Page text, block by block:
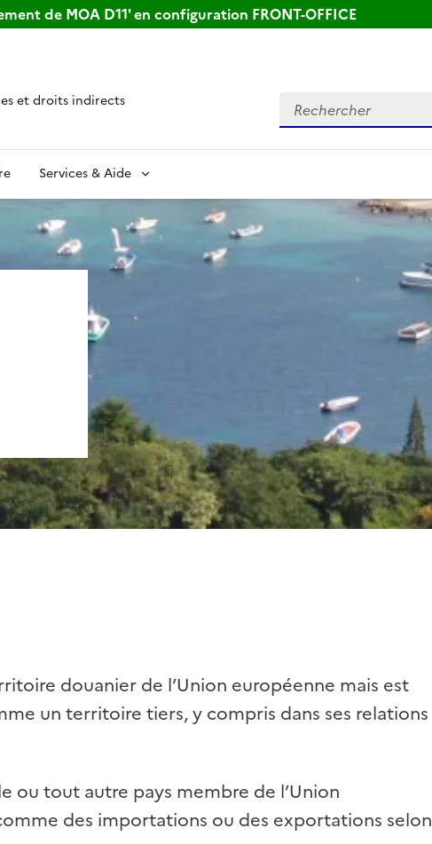
de MOA D11' en configuration FRONT-OFFICE
et droits indirects Rechercher
Services & Aide
douanier de l’Union européenne mais est
un territoire tiers, y compris dans ses relations
ou tout autre pays membre de l’Union
des importations ou des exportations selon